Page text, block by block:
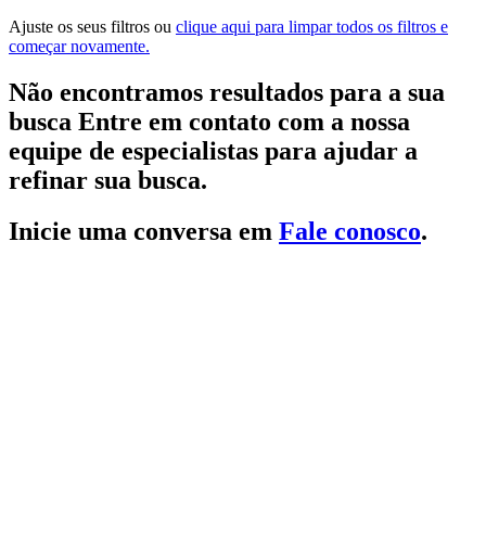
Ajuste os seus filtros ou clique aqui para limpar todos os filtros e
começar novamente.
Não encontramos resultados para a sua
busca Entre em contato com a nossa
equipe de especialistas para ajudar a
refinar sua busca.
Inicie uma conversa em Fale conosco.